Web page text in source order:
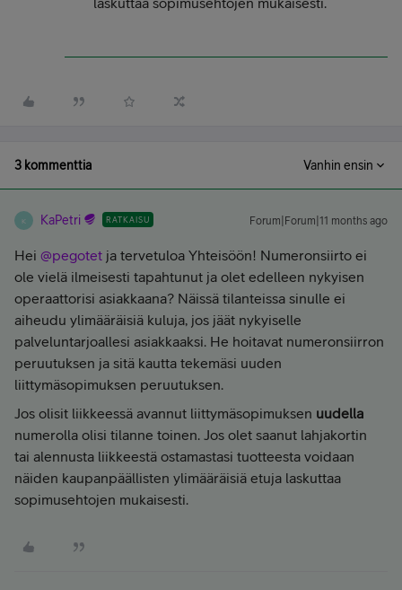
3 kommenttia Vanhin ensin
K KaPetri RATKAISU Forum|Forum|11 months ago
Hei ​ @pegotet ja tervetuloa Yhteisöön! Numeronsiirto ei
ole vielä ilmeisesti tapahtunut ja olet edelleen nykyisen
operaattorisi asiakkaana? Näissä tilanteissa sinulle ei
aiheudu ylimääräisiä kuluja, jos jäät nykyiselle
palveluntarjoallesi asiakkaaksi. He hoitavat numeronsiirron
peruutuksen ja sitä kautta tekemäsi uuden
liittymäsopimuksen peruutuksen.
Jos olisit liikkeessä avannut liittymäsopimuksen uudella
numerolla olisi tilanne toinen. Jos olet saanut lahjakortin
tai alennusta liikkeestä ostamastasi tuotteesta voidaan
näiden kaupanpäällisten ylimääräisiä etuja laskuttaa
sopimusehtojen mukaisesti.